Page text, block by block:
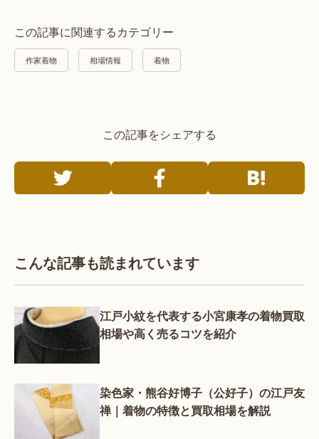
この記事に関連するカテゴリー
作家着物 相場情報 着物
この記事をシェアする
こんな記事も読まれています
江戸小紋を代表する小宮康孝の着物買取
相場や高く売るコツを紹介
染色家・熊谷好博子（公好子）の江戸友
禅｜着物の特徴と買取相場を解説